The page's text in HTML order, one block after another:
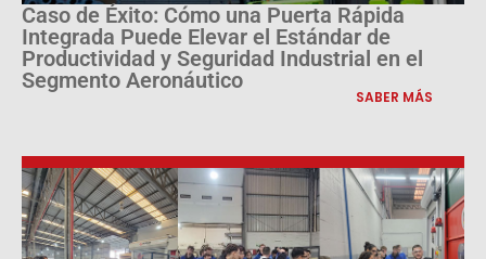
Caso de Éxito: Cómo una Puerta Rápida
Integrada Puede Elevar el Estándar de
Productividad y Seguridad Industrial en el
Segmento Aeronáutico
SABER MÁS